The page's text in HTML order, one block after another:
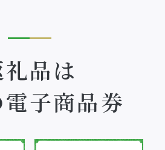
品は
子商品券